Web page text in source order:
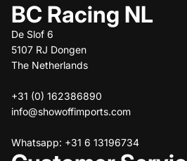
BC Racing NL
De Slof 6
5107 RJ Dongen
The Netherlands
+31 (0) 162386890
info@showoffimports.com
Whatsapp: +31 6 13196734